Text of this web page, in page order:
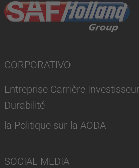
CORPORATIVO
Entreprise Carrière
Durabilité
la Politique sur la AODA
SOCIAL MEDIA